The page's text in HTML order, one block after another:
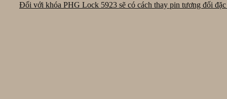
Đối với khóa PHG Lock 5923 sẽ có cách thay pin tương đối